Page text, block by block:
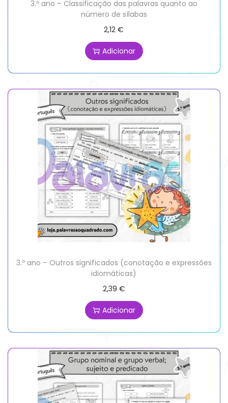
3.º ano – Classificação das palavras quanto ao
número de sílabas
2,12€
Adicionar
3.º ano – Outros significados (conotação e expressões
idiomáticas)
2,39 €
Adicionar